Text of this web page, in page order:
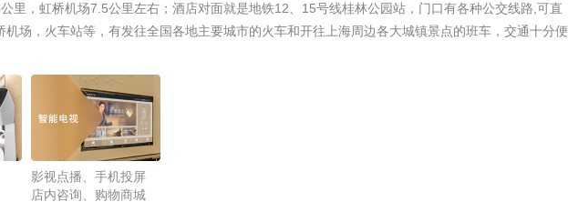
公里，虹桥机场7.5公里左右；酒店对面就是地铁12、15号线桂林公园站，门口有各种公交线路,可直
机场，火车站等，有发往全国各地主要城市的火车和开往上海周边各大城镇景点的班车，交通十分便
影视点播、手机投屏
店内咨询、购物商城